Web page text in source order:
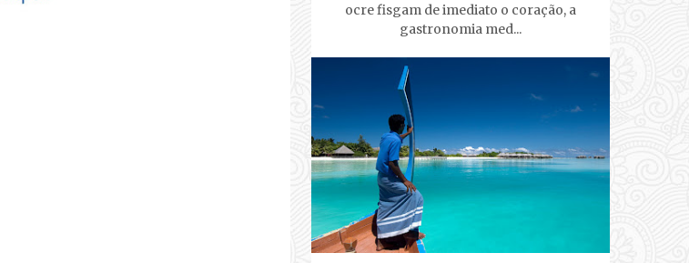
ocre fisgam de imediato o coração, a
gastronomia med...